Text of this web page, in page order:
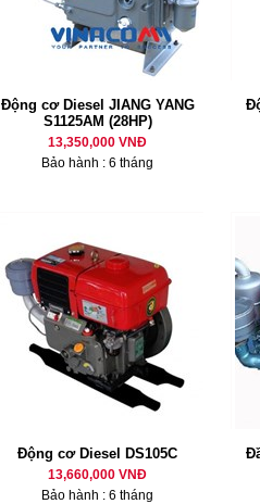
Động cơ Diesel JIANG YANG
S1125AM (28HP)
13,350,000 VNĐ
Bảo hành : 6 tháng
Động cơ Diesel DS105C
13,660,000 VNĐ
Bảo hành : 6 tháng